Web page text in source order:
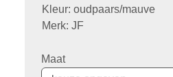
Kleur: oudpaars/mauve
Merk: JF
Maat